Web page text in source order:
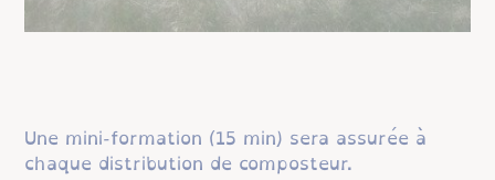
Une mini-formation (15 min) sera assurée à
chaque distribution de composteur.